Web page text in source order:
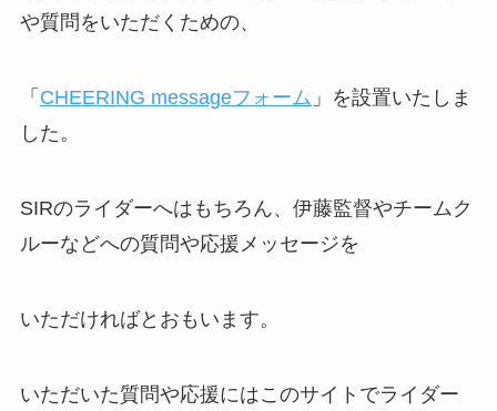
や質問をいただくための、
「 CHEERING messageフォーム 」を設置いたしま
した。
SIRのライダーへはもちろん、伊藤監督やチームク
ルーなどへの質問や応援メッセージを
いただければとおもいます。
いただいた質問や応援にはこのサイトでライダー